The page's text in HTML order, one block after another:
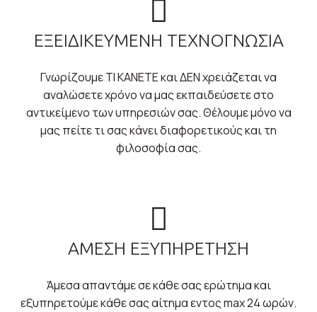
ΕΞΕΙΔΙΚΕΥΜΕΝΗ ΤΕΧΝΟΓΝΩΣΙΑ
Γνωρίζουμε ΤΙ ΚΑΝΕΤΕ και ΔΕΝ χρειάζεται να
αναλώσετε χρόνο να μας εκπαιδεύσετε στο
αντικείμενο των υπηρεσιών σας. Θέλουμε μόνο να
μας πείτε τι σας κάνει διαφορετικούς και τη
φιλοσοφία σας.
ΆΜΕΣΗ ΕΞΥΠΗΡΕΤΗΣΗ
Άμεσα απαντάμε σε κάθε σας ερώτημα και
εξυπηρετούμε κάθε σας αίτημα εντος max 24 ωρών.